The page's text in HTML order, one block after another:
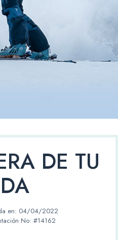
DE TU
en: 04/04/2022
No: #14162